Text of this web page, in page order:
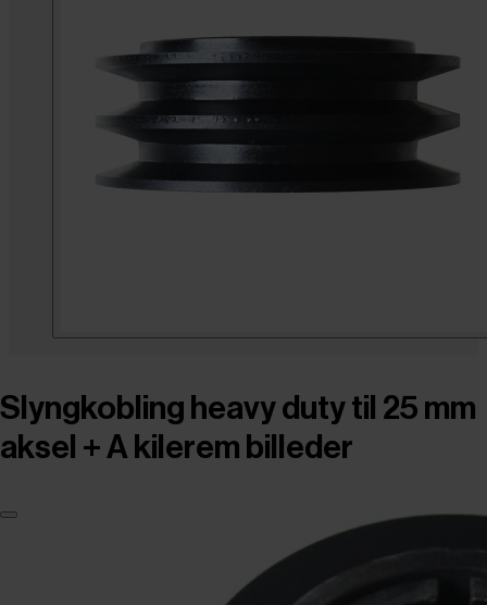
Slyngkobling heavy duty til 25 mm
aksel + A kilerem billeder